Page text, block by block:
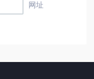
网址